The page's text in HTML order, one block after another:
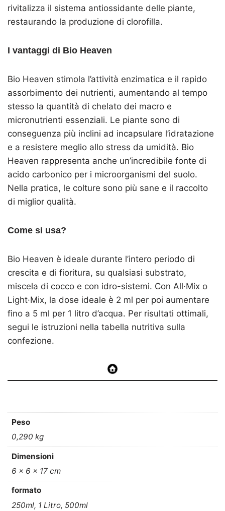
rivitalizza il sistema antiossidante delle piante,
restaurando la produzione di clorofilla.
I vantaggi di Bio Heaven
Bio Heaven stimola l’attività enzimatica e il rapido
assorbimento dei nutrienti, aumentando al tempo
stesso la quantità di chelato dei macro e
micronutrienti essenziali. Le piante sono di
conseguenza più inclini ad incapsulare l’idratazione
e a resistere meglio allo stress da umidità. Bio
Heaven rappresenta anche un’incredibile fonte di
acido carbonico per i microorganismi del suolo.
Nella pratica, le colture sono più sane e il raccolto
di miglior qualità.
Come si usa?
Bio Heaven è ideale durante l’intero periodo di
crescita e di fioritura, su qualsiasi substrato,
miscela di cocco e con idro-sistemi. Con All·Mix o
Light·Mix, la dose ideale è 2 ml per poi aumentare
fino a 5 ml per 1 litro d’acqua. Per risultati ottimali,
segui le istruzioni nella tabella nutritiva sulla
confezione.
Peso
0,290 kg
Dimensioni
6 × 6 × 17 cm
formato
250ml, 1 Litro, 500ml